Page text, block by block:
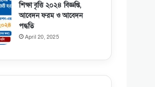
শিক্ষা বৃত্তি ২০২৪ বিজ্ঞপ্তি,
আবেদন ফরম ও আবেদন
পদ্ধতি
April 20, 2025